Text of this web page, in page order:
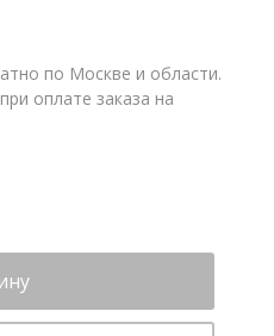
по Москве и области.
оплате заказа на